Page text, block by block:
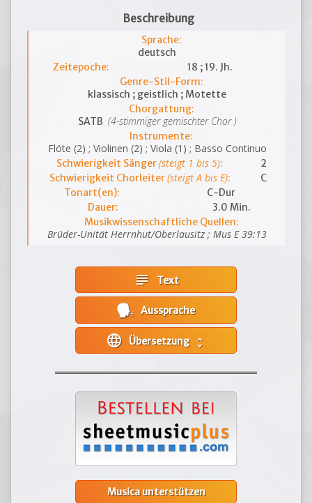
Beschreibung
Sprache:
deutsch
Zeitepoche:
18 ; 19. Jh.
Genre-Stil-Form:
klassisch ; geistlich ; Motette
Chorgattung:
SATB (4-stimmiger gemischter Chor )
Instrumente:
Flöte (2) ; Violinen (2) ; Viola (1) ; Basso Continuo
Schwierigkeit Sänger(steigt 1 bis 5):
2
Schwierigkeit Chorleiter(steigt A bis E):
C
Tonart(en):
C-Dur
Dauer:
3.0 Min.
Musikwissenschaftliche Quellen:
Brüder-Unität Herrnhut/Oberlausitz ; Mus E 39:13
subject Text
Aussprache
language unfold_more
Musica unterstützen